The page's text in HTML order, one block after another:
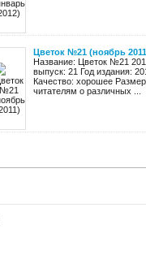
Цветок №21 (ноябрь
Название: Цветок №21
выпуск: 21 Год издания:
Качество: хорошее
читателям о различных ...